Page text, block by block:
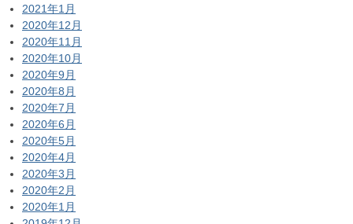
2021年1月
2020年12月
2020年11月
2020年10月
2020年9月
2020年8月
2020年7月
2020年6月
2020年5月
2020年4月
2020年3月
2020年2月
2020年1月